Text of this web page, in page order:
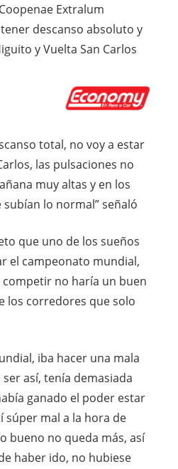
Extralum
descanso absoluto y
y Vuelta San Carlos
total, no voy a estar
las pulsaciones no
muy altas y en los
lo normal” señaló
que uno de los sueños
el campeonato mundial,
competir no haría un buen
los corredores que solo
iba hacer una mala
así, tenía demasiada
ganado el poder estar
súper mal a la hora de
bueno no queda más, así
haber ido, no hubiese